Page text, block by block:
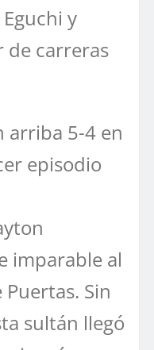
y
de carreras
arriba 5-4 en
episodio
imparable al
Sin
sultán llegó